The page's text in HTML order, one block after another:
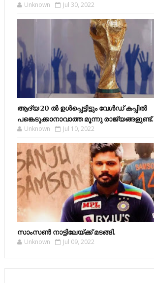
Unknown Jul 30, 2022
ആദ്യ 20 ല്‍ ഉള്‍പ്പെട്ടിട്ടും വേള്‍ഡ് കപ്പില്‍
പങ്കെടുക്കാനാവാത്ത മൂന്നു രാജ്യങ്ങളുണ്ട്.
Unknown Jul 10, 2022
സാംസണ്‍ നാട്ടിലേയ്‌ക്ക് മടങ്ങി.
Unknown Jul 09, 2022